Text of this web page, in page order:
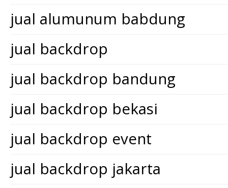
jual alumunum babdung
jual backdrop
jual backdrop bandung
jual backdrop bekasi
jual backdrop event
jual backdrop jakarta